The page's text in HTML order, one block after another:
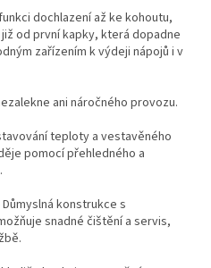
dochlazení až ke kohoutu,
od první kapky, která dopadne
zařízením k výdeji nápojů i v
ani náročného provozu.
teploty a vestavěného
pomocí přehledného a
Důmyslná konstrukce s
snadné čištění a servis,